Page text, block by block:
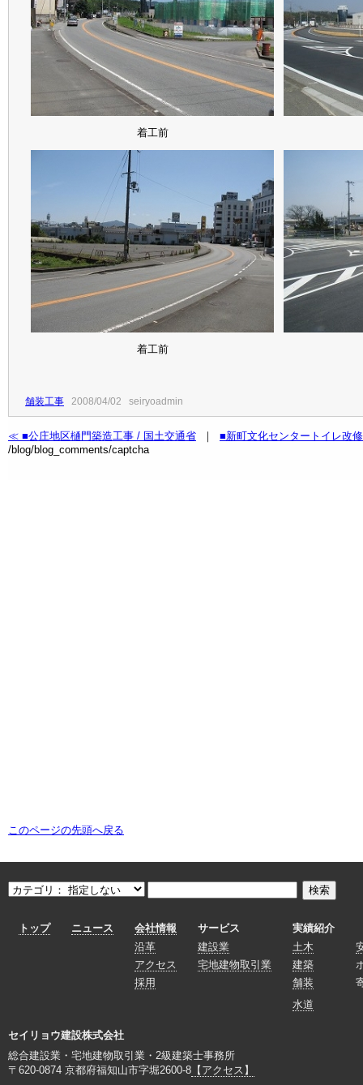
着工前
着工前
舗装工事 2008/04/02 seiryoadmin
≪ ■公庄地区樋門築造工事 / 国土交通省 ｜ ■新町文化センタートイレ改
/blog/blog_comments/captcha
このページの先頭へ戻る
トップ ニュース 会社情報 サービス
実績紹介
沿革
建設業 土木
アクセス
宅地建物取引業 建築
採用
舗装
水道
セイリョウ建設株式会社
総合建設業・宅地建物取引業・2級建築士事務所
〒620-0874 京都府福知山市字堀2600-8 【アクセス】